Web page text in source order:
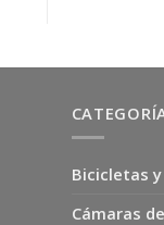
Bicicletas
Cámaras